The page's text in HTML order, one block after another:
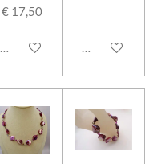
€ 17,50
In winkelwagen In